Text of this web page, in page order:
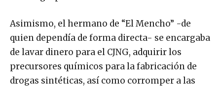
Asimismo, el hermano de “El Mencho” -de
quien dependía de forma directa- se encargaba
de lavar dinero para el CJNG, adquirir los
precursores químicos para la fabricación de
drogas sintéticas, así como corromper a las